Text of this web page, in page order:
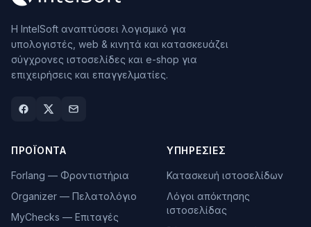
Η IntelSoft αναπτύσσει λογισμικό για
υπολογιστές, web & κινητά και κατασκευάζει
σύγχρονες ιστοσελίδες και e-shop για
επιχειρήσεις και επαγγελματίες.
ΠΡΟΪΌΝΤΑ
Forlang — Φροντιστήρια
Organizer — Πελατολόγιο
MyChecks — Επιταγές
ΥΠΗΡΕΣΊΕΣ
Κατασκευή ιστοσελίδων
Λόγοι απόκτησης
ιστοσελίδας